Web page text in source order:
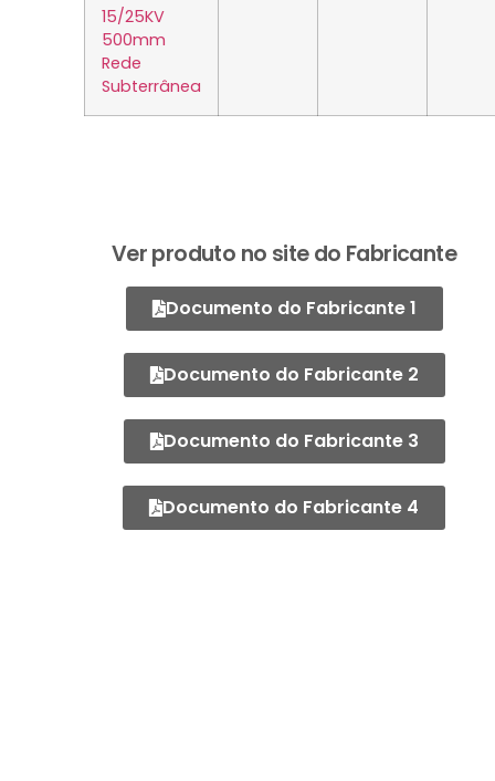
15/25KV
500mm
Rede
Subterrânea
Ver produto no site do Fabricante
Documento do Fabricante 1
Documento do Fabricante 2
Documento do Fabricante 3
Documento do Fabricante 4